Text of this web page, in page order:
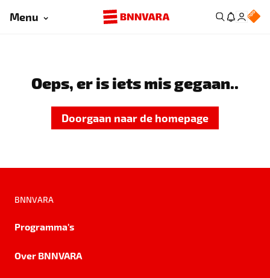
Menu
Oeps, er is iets mis gegaan..
Doorgaan naar de homepage
BNNVARA
Programma's
Over BNNVARA